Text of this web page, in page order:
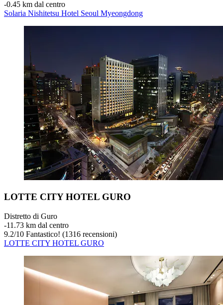
‐0.45 km dal centro
Solaria Nishitetsu Hotel Seoul Myeongdong
LOTTE CITY HOTEL GURO
Distretto di Guro
‐11.73 km dal centro
9.2/10 Fantastico! (1316 recensioni)
LOTTE CITY HOTEL GURO